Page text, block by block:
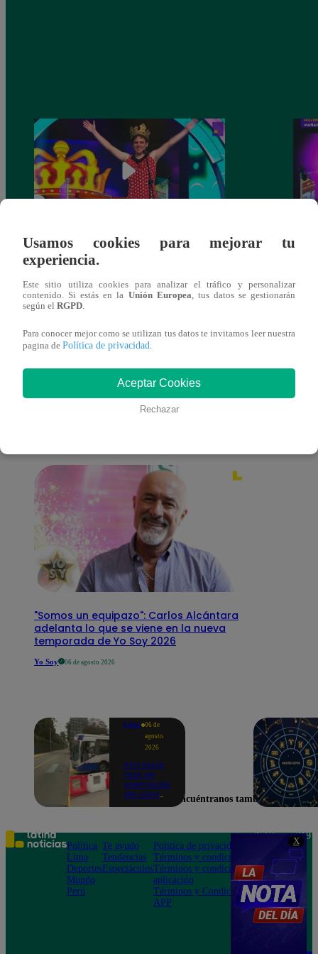
X
La Bibi’ y ‘el Jhonny’ no consiguieron el
cetro de la semana tras caer ante Germán
Loero
También te puede
interesar
"Somos un equipazo": Carlos Alcántara
adelanta lo que se viene en la nueva
temporada de Yo Soy 2026
Yo Soy 06 de agosto 2026
Lima 06 de
agosto
2026
ATU inicia
fase de
orientación
del carril
Azul en la
av.
Arequipa |
VIDEO
Usamos cookies para mejorar tu
experiencia.
Este sitio utiliza cookies para analizar el tráfico y personalizar
contenido. Si estás en la Unión Europea , tus datos se gestionarán
según el RGPD
Para conocer mejor como se utilizan tus datos te invitamos leer nuestra
pagina de Política de privacidad
Aceptar Cookies
Rechazar
Encuéntranos también en
Política
Lima
Deportes
Mundo
Perú
Te ayudo
Tendencias
Espectáculos
Política de privacidad
Términos y condiciones
Términos y condiciones
aplicación
Términos y Condiciones
APP
Teléfono: 219
Av. San
Felipe 968
Jesús María